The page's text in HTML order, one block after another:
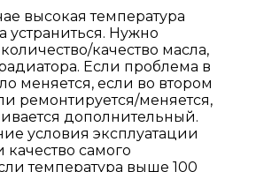
высокая температура
устраниться. Нужно
качество масла,
Если проблема в
меняется, если во втором
ремонтируется/меняется,
дополнительный.
условия эксплуатации
качество самого
температура выше 100